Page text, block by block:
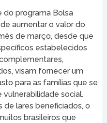
do programa Bolsa
aumentar o valor do
de março, desde que
estabelecidos
visam fornecer um
para as famílias que se
social.
de lares beneficiados, o
brasileiros que